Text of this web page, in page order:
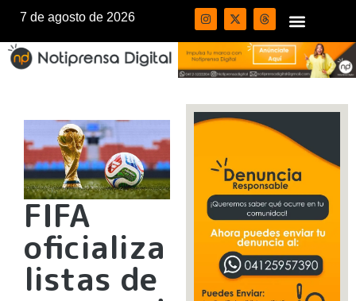
7 de agosto de 2026
FIFA
oficializa
listas de